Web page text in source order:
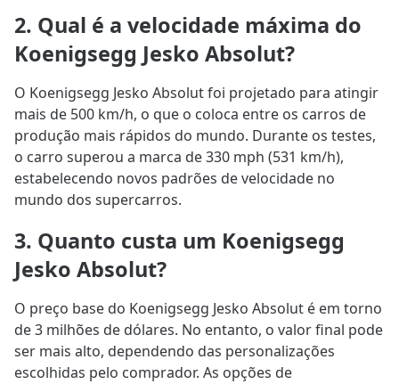
2. Qual é a velocidade máxima do
Koenigsegg Jesko Absolut?
O Koenigsegg Jesko Absolut foi projetado para atingir
mais de 500 km/h, o que o coloca entre os carros de
produção mais rápidos do mundo. Durante os testes,
o carro superou a marca de 330 mph (531 km/h),
estabelecendo novos padrões de velocidade no
mundo dos supercarros.
3. Quanto custa um Koenigsegg
Jesko Absolut?
O preço base do Koenigsegg Jesko Absolut é em torno
de 3 milhões de dólares. No entanto, o valor final pode
ser mais alto, dependendo das personalizações
escolhidas pelo comprador. As opções de